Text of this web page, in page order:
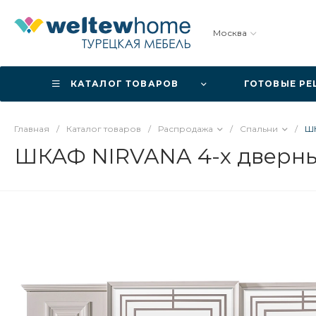
Москва
КАТАЛОГ ТОВАРОВ ГОТОВЫЕ
Главная / Каталог товаров / Распродажа / Спальни /
ШКАФ NIRVANA 4-х